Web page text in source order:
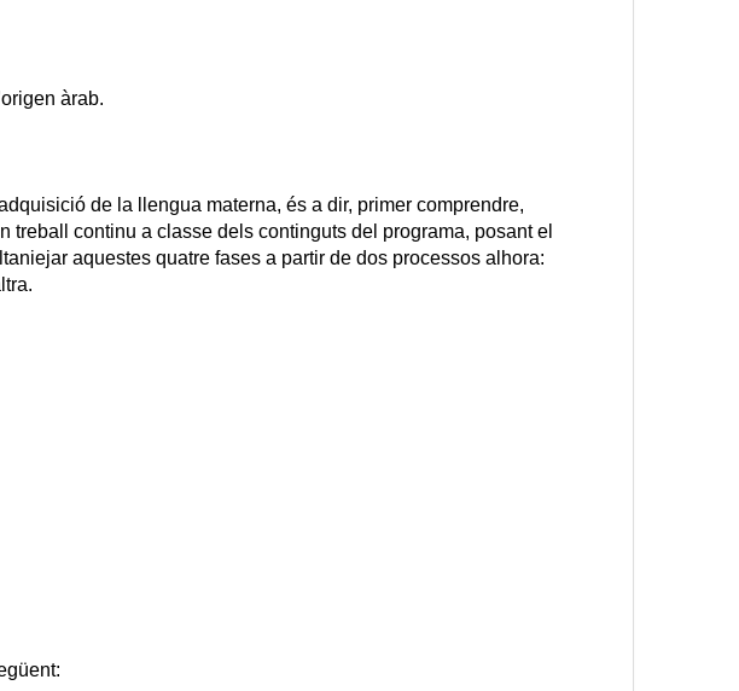
àrab.
de la llengua materna, és a dir, primer comprendre,
treball continu a classe dels continguts del programa, posant el
aquestes quatre fases a partir de dos processos alhora: